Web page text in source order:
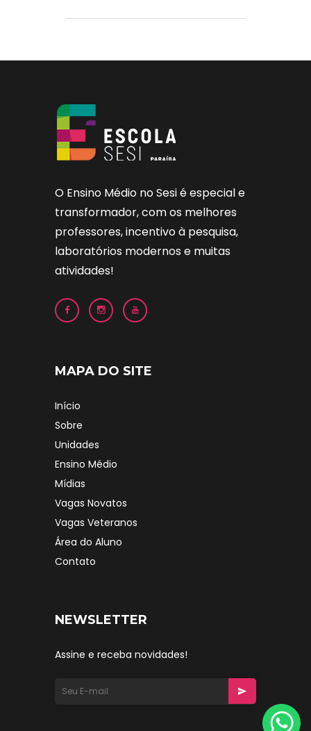
O Ensino Médio no Sesi é especial e
transformador, com os melhores
professores, incentivo à pesquisa,
laboratórios modernos e muitas
atividades!
MAPA DO SITE
Início
Sobre
Unidades
Ensino Médio
Mídias
Vagas Novatos
Vagas Veteranos
Área do Aluno
Contato
NEWSLETTER
Assine e receba novidades!